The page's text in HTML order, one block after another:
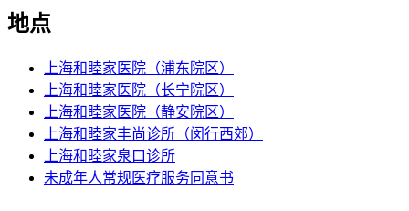
地点
上海和睦家医院（浦东院区）
上海和睦家医院（长宁院区）
上海和睦家医院（静安院区）
上海和睦家丰尚诊所（闵行西郊）
上海和睦家泉口诊所
未成年人常规医疗服务同意书